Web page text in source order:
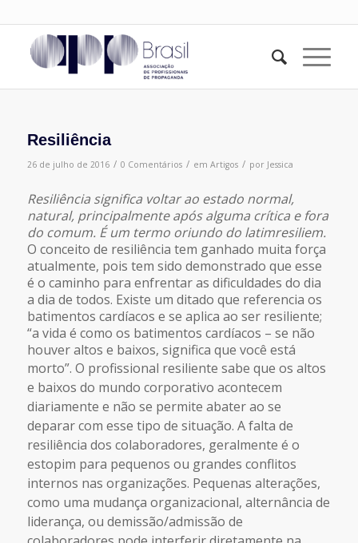
Resiliência
26 de julho de 2016 / 0 Comentários / em Artigos / por Jessica
Resiliência significa voltar ao estado normal,
natural, principalmente após alguma crítica e fora
do comum. É um termo oriundo do latimresiliem.
O conceito de resiliência tem ganhado muita força
atualmente, pois tem sido demonstrado que esse
é o caminho para enfrentar as dificuldades do dia
a dia de todos. Existe um ditado que referencia os
batimentos cardíacos e se aplica ao ser resiliente;
“a vida é como os batimentos cardíacos – se não
houver altos e baixos, significa que você está
morto”. O profissional resiliente sabe que os altos
e baixos do mundo corporativo acontecem
diariamente e não se permite abater ao se
deparar com esse tipo de situação. A falta de
resiliência dos colaboradores, geralmente é o
estopim para pequenos ou grandes conflitos
internos nas organizações. Pequenas alterações,
como uma mudança organizacional, alternância de
liderança, ou demissão/admissão de